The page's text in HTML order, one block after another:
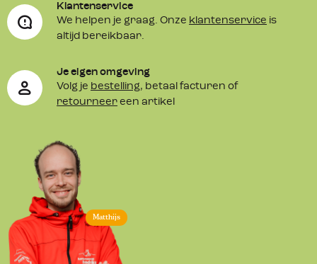
Matthijs
Klantenservice
We helpen je graag. Onze klantenservice is
altijd bereikbaar.
Je eigen omgeving
Volg je bestelling, betaal facturen of
retourneer een artikel